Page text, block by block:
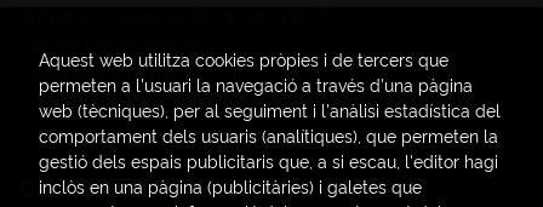
Papereria / material d'oficina
Consum Sostenible
Contacte
Aquest web utilitza cookies pròpies i de tercers que
permeten a l'usuari la navegació a través d'una pàgina
web (tècniques), per al seguiment i l'anàlisi estadística del
comportament dels usuaris (analítiques), que permeten la
gestió dels espais publicitaris que, a si escau, l'editor hagi
inclòs en una pàgina (publicitàries) i galetes que